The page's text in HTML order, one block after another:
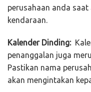
perusahaan anda
kendaraan.
Kalender Dinding:
penanggalan juga
Pastikan nama
akan mengintakan